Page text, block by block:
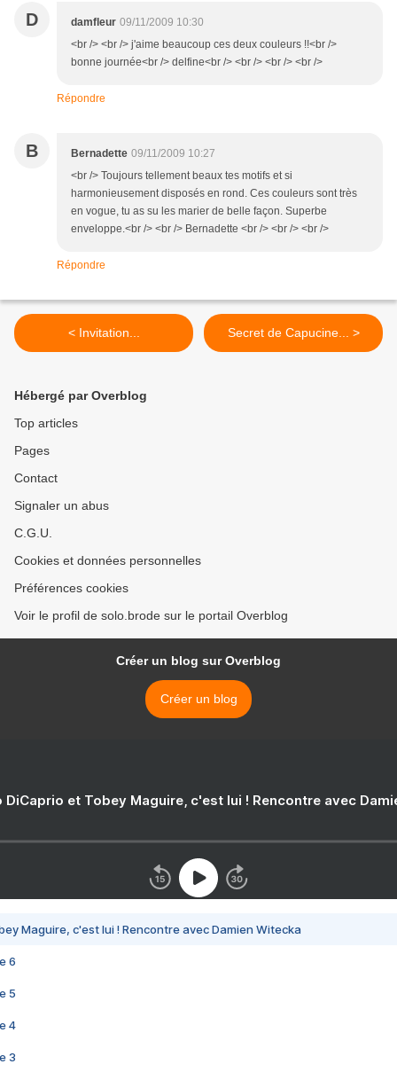
D damfleur 09/11/2009 10:30
<br /> <br /> j'aime beaucoup ces deux couleurs !!<br />
bonne journée<br /> delfine<br /> <br /> <br /> <br />
Répondre
B Bernadette 09/11/2009 10:27
<br /> Toujours tellement beaux tes motifs et si
harmonieusement disposés en rond. Ces couleurs sont très
en vogue, tu as su les marier de belle façon. Superbe
enveloppe.<br /> <br /> Bernadette <br /> <br /> <br />
Répondre
< Invitation... Secret de Capucine... >
Hébergé par Overblog
Top articles
Pages
Contact
Signaler un abus
C.G.U.
Cookies et données personnelles
Préférences cookies
Voir le profil de solo.brode sur le portail Overblog
Créer un blog sur Overblog
Créer un blog
DiCaprio et Tobey Maguire, c'est lui ! Rencontre avec
Maguire, c'est lui ! Rencontre avec Damien Witecka
6
5
4
3